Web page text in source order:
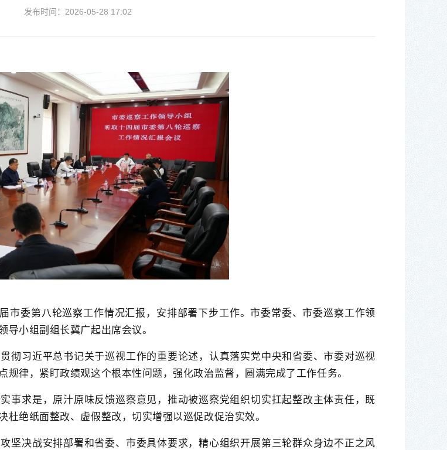
发布时间：2026-05-28 17:02
市委第八轮巡察工作情况汇报，安排部署下步工作。市委常委、市委巡察工作领
小组副组长冀广起出席会议。
彻习近平总书记关于巡视工作的重要论述，认真落实党中央和省委、市委对巡视
律，紧盯政绩观这个根本性问题，强化政治监督，圆满完成了工作任务。
事求是，原汁原味反馈巡察意见，推动被巡察党组织切实扛起整改主体责任，既
绝纸面整改、虚假整改，切实增强以巡促改促治实效。
坚决战安排部署和省委、市委具体要求，精心组织开展第三轮群众身边不正之风